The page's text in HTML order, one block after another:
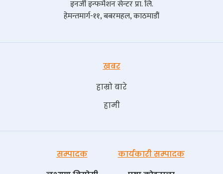
इनर्जी इन्फर्मेशन सेन्टर प्रा. लि.
हेमन्तमार्ग-११, बबरमहल, काठमाडौं
खबर
हाम्रो बारे
हामी
सम्पादक
कार्यकारी सम्पादक